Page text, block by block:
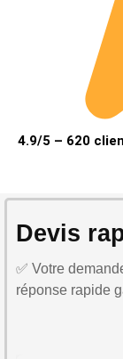
4.9/5 – 620
Devis
✅ Votre
réponse rapide